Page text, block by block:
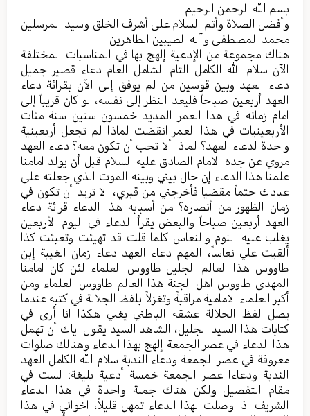
بسم الله الرحمن الرحیم
وأفضل الصلاة وأتم السلام علی أشرف الخلق وسید المرسلین
محمد المصطفی وآله الطیبین الطاهرین
هناك مجموعة من الإدعیة إلهج بها في المناسبات المختلفة
الآن سلام الله الكامل التام الشامل العام دعاء قصیر جمیل
دعاء العهد وبین قوسین من لم یوفق إلی الآن بقرائة دعاء
العهد أربعین صباحاً فلیعد النظر إلی نفسه، لو كان قریباً إلی
امام زمانه في هذا العمر المدید خمسون ستین سنة مئات
الأربعینیات في هذا العمر انقضت لماذا لم تجعل أربعینیة
واحدة لدعاء العهد؟ لماذا ألا تحب أن تكون معه؟ دعاء العهد
مروي عن جده الامام الصادق علیه السلام قبل أن یولد امامنا
علمنا هذا الدعاء إن حال بیني وبینه الموت الذي جعلته علی
عبادك حتماً مقضیا فأخرجني من قبري، الا ترید أن تكون في
زمان الظهور من أنصاره؟ من أسبابه هذا الدعاء قرائة دعاء
العهد أربعین صباحاً والبعض یقرأ الدعاء في الیوم الأربعین
یغلب علیه النوم والنعاس كلما قلت قد تهیئت وتعبئت كذا
ألقيت علي نعاساً، المهم دعاء العهد دعاء زمان الغیبة إبن
طاووس هذا العالم الجلیل طاووس العلماء لئن كان امامنا
المهدی طاووس اهل الجنة هذا العالم طاووس العلماء ومن
أكبر العلماء الامامیة مراقبةً وتغزلاً بلفظ الجلالة في كتبه عندما
یصل لفظ الجلالة عشقه الباطني یغلي هكذا انا أری في
كتابات هذا السید الجلیل، الشاهد السید یقول ایاك أن تهمل
هذا الدعاء في عصر الجمعة إلهج بهذا الدعاء وهنالك صلوات
معروفة في عصر الجمعة ودعاء الندبة سلام الله الكامل العهد
الندبة ودعاءا عصر الجمعة خمسة أدعیة بلیغة؛ لست في
مقام التفصیل ولكن هناك جملة واحدة في هذا الدعاء
الشریف اذا وصلت لهذا الدعاء تمهل قلیلاً، اخواني في هذا